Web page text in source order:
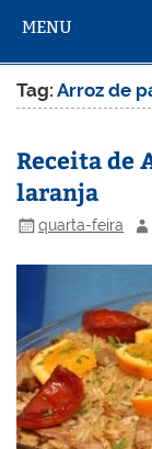
MENU
Tag:Arroz de
Receita de
laranja
quarta-feira